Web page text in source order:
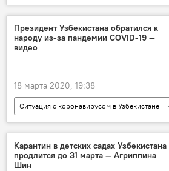
Коронавирус COVID-19
Тбилиси
Грузия
религия
священник
Эпидемия
Президент Узбекистана обратился к
народу из-за пандемии COVID-19 —
видео
18 марта 2020, 19:38
Ситуация с коронавирусом в Узбекистане
В Узбекистане
Общество
Коронавирус COVID-19
Шавкат Мирзиёев
Политика
Карантин в детских садах Узбекистана
продлится до 31 марта — Агриппина
Шин